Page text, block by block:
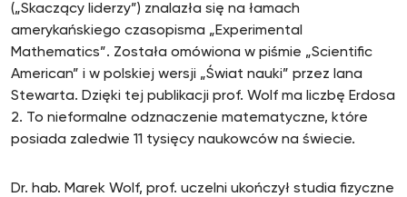
(„Skaczący liderzy”) znalazła się na łamach
amerykańskiego czasopisma „Experimental
Mathematics”. Została omówiona w piśmie „Scientific
American” i w polskiej wersji „Świat nauki” przez Iana
Stewarta. Dzięki tej publikacji prof. Wolf ma liczbę Erdosa
2. To nieformalne odznaczenie matematyczne, które
posiada zaledwie 11 tysięcy naukowców na świecie.
Dr. hab. Marek Wolf, prof. uczelni ukończył studia fizyczne